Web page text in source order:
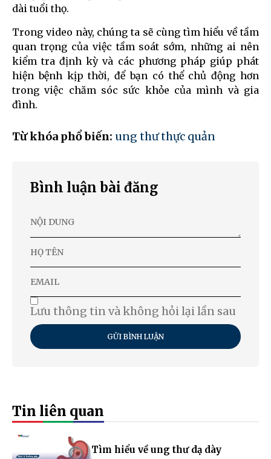
dài tuổi thọ.
Trong video này, chúng ta sẽ cùng tìm hiểu về tầm
quan trọng của việc tầm soát sớm, những ai nên
kiểm tra định kỳ và các phương pháp giúp phát
hiện bệnh kịp thời, để bạn có thể chủ động hơn
trong việc chăm sóc sức khỏe của mình và gia
đình.
Từ khóa phổ biến: ung thư thực quản
Bình luận bài đăng
Lưu thông tin và không hỏi lại lần sau
GỬI BÌNH LUẬN
Tin liên quan
Tìm hiểu về ung thư dạ dày